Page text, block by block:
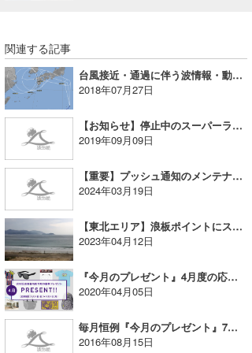
関連する記事
台風接近・通過に伴う波情報・動画配信について
2018年07月27日
【お知らせ】停止中のスーパーライブ！に関しまして
2019年09月09日
【重要】プッシュ通知のメンテナンスに関するお知らせ
2024年03月19日
【東北エリア】浪板ポイントにスーパーライブ！映像を追加
2023年04月12日
『今月のプレゼント』4月度の応募開始！
2020年04月05日
毎月恒例『今月のプレゼント』7月度当選者発表！
2016年08月15日
KY
mitz
OYZ
S.K
Soulman
VAGY
waka☆=